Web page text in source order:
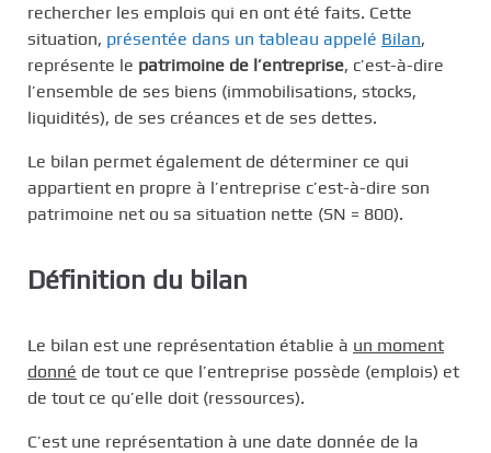
rechercher les emplois qui en ont été faits. Cette
situation, présentée dans un tableau appelé Bilan,
représente le patrimoine de l’entreprise, c’est-à-dire
l’ensemble de ses biens (immobilisations, stocks,
liquidités), de ses créances et de ses dettes.
Le bilan permet également de déterminer ce qui
appartient en propre à l’entreprise c’est-à-dire son
patrimoine net ou sa situation nette (SN = 800).
Définition du bilan
Le bilan est une représentation établie à un moment
donné de tout ce que l’entreprise possède (emplois) et
de tout ce qu’elle doit (ressources).
C’est une représentation à une date donnée de la